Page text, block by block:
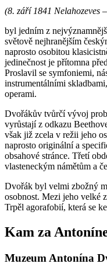
(8. září 1841 Nelahozeves
byl jedním z
světově nejhranějším
naprosto osobitou
jedinečnost je přítomna
Proslavil se symfoniemi,
instrumentálními
operami.
Dvořákův tvůrčí vývoj
vyrůstají z odkazu
však již zcela v režii jeho
naprosto originální a
obsahové stránce. Třetí
vlasteneckým námětům a
Dvořák byl velmi zbožný
osobnost. Mezi jeho velké
Trpěl agorafobií, která se
Kam za
Muzeum Antonína